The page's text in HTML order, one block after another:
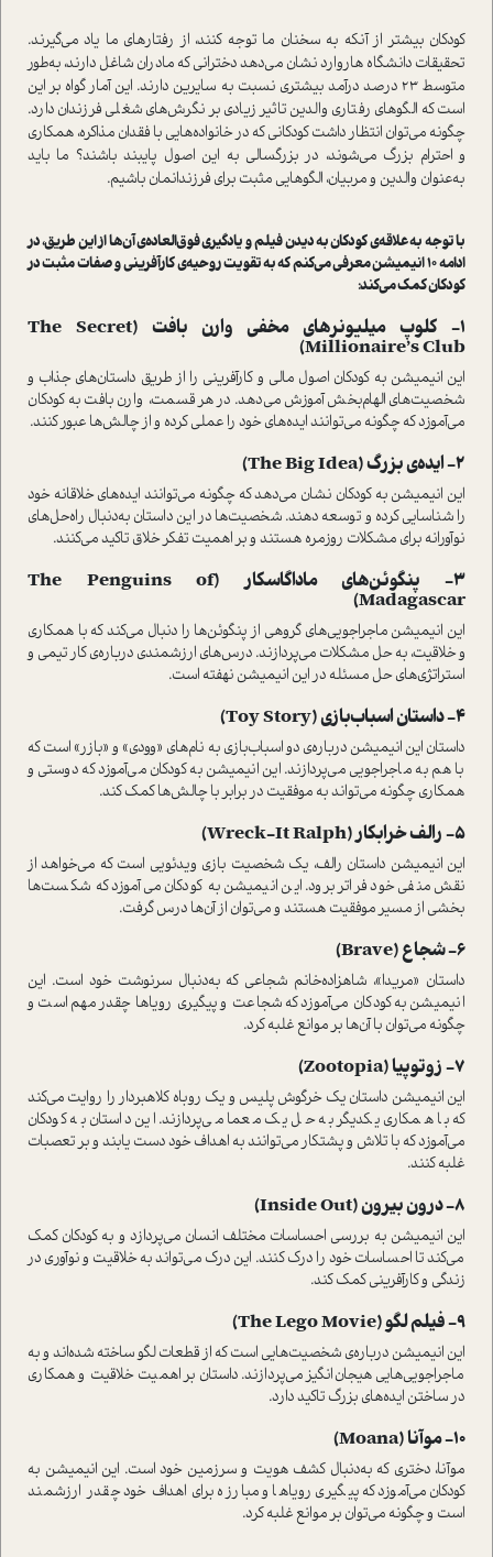
کودکان بیشتر از آنکه به سخنان ما توجه کنند، از رفتارهای ما یاد می‌گیرند.
تحقیقات دانشگاه هاروارد نشان می‌دهد دخترانی که مادران شاغل دارند، به‌طور
متوسط ۲۳ درصد درآمد بیشتری نسبت به سایرین دارند. این آمار گواه بر این
است که الگوهای رفتاری والدین تاثیر زیادی بر نگرش‌های شغلی فرزندان دارد.
چگونه می‌توان انتظار داشت کودکانی که در خانواده‌هایی با فقدان مذاکره، همکاری
و احترام بزرگ می‌‌شوند، در بزرگسالی به این اصول پایبند باشند؟ ما باید
به‌عنوان والدین و مربیان، الگوهایی مثبت برای فرزندانمان باشیم.
با توجه به علاقه‌ی کودکان به دیدن فیلم و یادگیری فوق‌العاده‌ی آن‌ها از این طریق، در
ادامه 10 انیمیشن معرفی می‌کنم که به تقویت روحیه‌ی کارآفرینی و صفات مثبت در
کودکان کمک می‌کند:
1- کلوپ میلیونرهای مخفی وارن بافت (The Secret
Millionaire’s Club)
این انیمیشن به کودکان اصول مالی و کارآفرینی را از طریق داستان‌های جذاب و
شخصیت‌های الهام‌بخش آموزش می‌دهد. در هر قسمت، وارن بافت به کودکان
می‌آموزد که چگونه می‌توانند ایده‌های خود را عملی کرده و از چالش‌ها عبور کنند.
2- ایده‌ی بزرگ (The Big Idea)
این انیمیشن به کودکان نشان می‌دهد که چگونه می‌توانند ایده‌های خلاقانه خود
را شناسایی کرده و توسعه دهند. شخصیت‌ها در این داستان به‌دنبال راه‌حل‌های
نوآورانه برای مشکلات روزمره هستند و بر اهمیت تفکر خلاق تاکید می‌کنند.
3- پنگوئن‌های ماداگاسکار (The Penguins of
Madagascar)
این انیمیشن ماجراجویی‌های گروهی از پنگوئن‌ها را دنبال می‌کند که با همکاری
و خلاقیت، به حل مشکلات می‌پردازند. درس‌های ارزشمندی درباره‌ی کار تیمی و
استراتژی‌های حل مسئله در این انیمیشن نهفته است.
4- داستان اسباب‌بازی (Toy Story)
داستان این انیمیشن درباره‌ی دو اسباب‌بازی به نام‌های «وودی» و «بازر» است که
با هم به ماجراجویی می‌پردازند. این انیمیشن به کودکان می‌آموزد که دوستی و
همکاری چگونه می‌تواند به موفقیت در برابر با چالش‌ها کمک کند.
5- رالف خرابکار (Wreck-It Ralph)
این انیمیشن داستان رالف، یک شخصیت بازی ویدئویی است که می‌خواهد از
نقش منفی خود فراتر برود. این انیمیشن به کودکان می‌آموزد که شکست‌ها
بخشی از مسیر موفقیت هستند و می‌توان از آن‌ها درس گرفت.
6- شجاع (Brave)
داستان «مریدا»، شاهزاده‌خانم شجاعی که به‌دنبال سرنوشت خود است. این
انیمیشن به کودکان می‌آموزد که شجاعت و پیگیری رویاها چقدر مهم است و
چگونه می‌توان با آن‌ها بر موانع غلبه کرد.
7- زوتوپیا (Zootopia)
این انیمیشن داستان یک خرگوش پلیس و یک روباه کلاهبردار را روایت می‌کند
که با همکاری یکدیگر به حل یک معما می‌پردازند. این داستان به کودکان
می‌آموزد که با تلاش و پشتکار می‌توانند به اهداف خود دست یابند و بر تعصبات
غلبه کنند.
8- درون بیرون (Inside Out)
این انیمیشن به بررسی احساسات مختلف انسان می‌پردازد و به کودکان کمک
می‌کند تا احساسات خود را درک کنند. این درک می‌تواند به خلاقیت و نوآوری در
زندگی و کارآفرینی کمک کند.
9- فیلم لگو (The Lego Movie)
این انیمیشن درباره‌ی شخصیت‌هایی است که از قطعات لگو ساخته شده‌اند و به
ماجراجویی‌هایی هیجان‌انگیز می‌پردازند. داستان بر اهمیت خلاقیت و همکاری
در ساختن ایده‌های بزرگ تاکید دارد.
10- موآنا (Moana)
موآنا، دختری که به‌دنبال کشف هویت و سرزمین خود است. این انیمیشن به
کودکان می‌آموزد که پیگیری رویاها و مبارزه برای اهداف خود چقدر ارزشمند
است و چگونه می‌توان بر موانع غلبه کرد.